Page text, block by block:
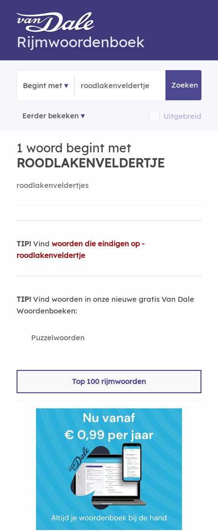
Rijmwoordenboek
Begint met Zoeken
Eerder bekeken Uitgebreid
1 woord begint met
ROODLAKENVELDERTJE
roodlakenveldertjes
TIP!Vind woorden die eindigen op -
roodlakenveldertje
TIP!Vind woorden in onze nieuwe gratis Van Dale
Woordenboeken:
Puzzelwoorden
Top 100 rijmwoorden